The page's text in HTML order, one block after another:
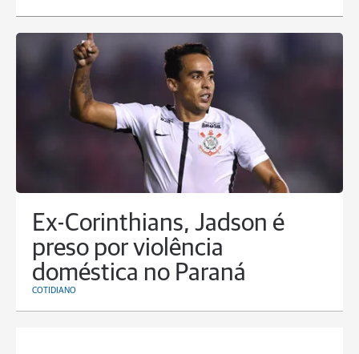
Ex-Corinthians, Jadson é
preso por violência
doméstica no Paraná
COTIDIANO